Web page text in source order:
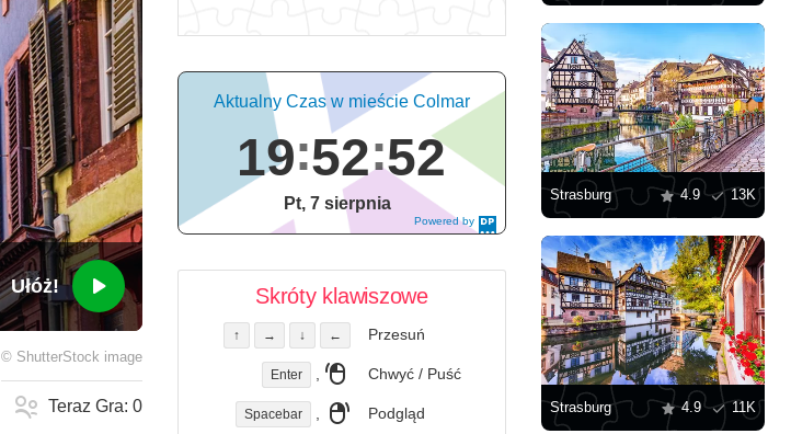
Ułóż!
© ShutterStock image
Teraz Gra:0
Powered by
DaysPedia.c
Aktualny Czas w mieście Colmar
19 52 52
Pt, 7 sierpnia
Skróty klawiszowe
↑ → ↓ ← Przesuń
Enter Chwyć / Puść
Spacebar Podgląd
Strasburg 4.9 13K
Strasburg 4.9 11K